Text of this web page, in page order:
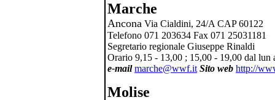
Marche
Ancona Via Cialdini, 24/A CAP 60122
Telefono 071 203634 Fax 071 25031181
Segretario regionale Giuseppe Rinaldi
Orario 9,15 - 13,00 ; 15,00 - 19,00 dal lun
e-mail marche@wwf.it Sito web http://
Molise